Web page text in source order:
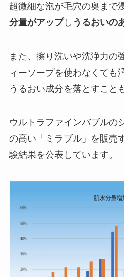
超微細な泡が毛穴の奥まで
分量がアップし うるおいの
また、擦り洗いや洗浄力の
ィーソープを使わなくても
うるおい成分を落とすこと
ウルトラファインバブルの
の高い「ミラブル」を販売
験結果を公表しています。